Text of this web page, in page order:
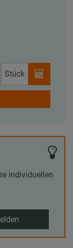
Stück
individuellen